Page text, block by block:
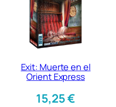
Exit: Muerte en el
Orient Express
15,25€